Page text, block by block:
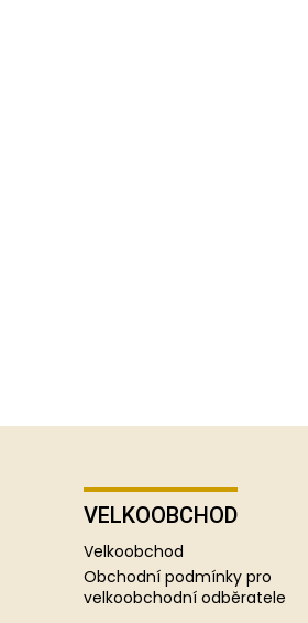
VELKOOBCHOD
Velkoobchod
Obchodní podmínky pro
velkoobchodní odběratele